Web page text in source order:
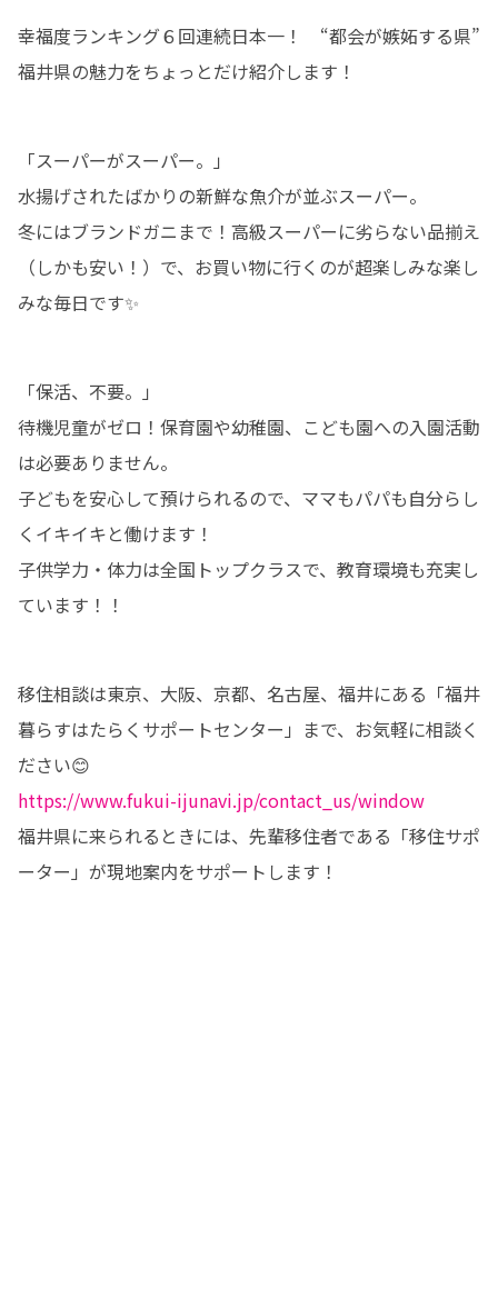
幸福度ランキング６回連続日本一！　“都会が嫉妬する県”
福井県の魅力をちょっとだけ紹介します！
「スーパーがスーパー。」
水揚げされたばかりの新鮮な魚介が並ぶスーパー。
冬にはブランドガニまで！高級スーパーに劣らない品揃え
（しかも安い！）で、お買い物に行くのが超楽しみな楽し
みな毎日です✨
「保活、不要。」
待機児童がゼロ！保育園や幼稚園、こども園への入園活動
は必要ありません。
子どもを安心して預けられるので、ママもパパも自分らし
くイキイキと働けます！
子供学力・体力は全国トップクラスで、教育環境も充実し
ています！！
移住相談は東京、大阪、京都、名古屋、福井にある「福井
暮らすはたらくサポートセンター」まで、お気軽に相談く
https://www.fukui-ijunavi.jp/contact_us/window
福井県に来られるときには、先輩移住者である「移住サポ
ーター」が現地案内をサポートします！